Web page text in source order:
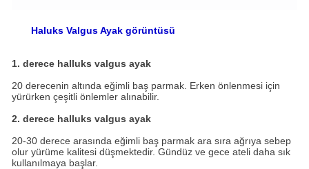
Haluks Valgus Ayak görüntüsü
1. derece halluks valgus ayak
20 derecenin altında eğimli baş parmak. Erken önlenmesi için
yürürken çeşitli önlemler alınabilir.
2. derece halluks valgus ayak
20-30 derece arasında eğimli baş parmak ara sıra ağrıya sebep
olur yürüme kalitesi düşmektedir. Gündüz ve gece ateli daha sık
kullanılmaya başlar.